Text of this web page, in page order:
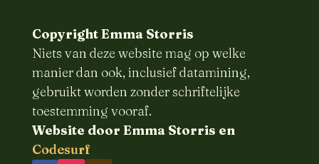
Copyright Emma Storris
Niets van deze website mag op welke
manier dan ook, inclusief datamining,
gebruikt worden zonder schriftelijke
toestemming vooraf.
Website door Emma Storris en
Codesurf